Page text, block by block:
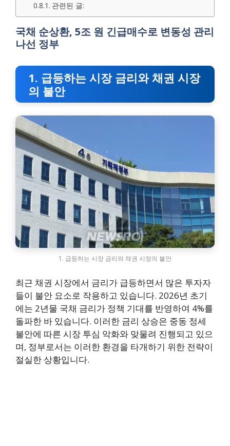
관련된 글:
국채 순상환, 5조 원 긴급매수로 변동성 관리
나선 정부
1. 급등하는 시장 금리와 채권 시장
의 불안
1. 급등하는 시장 금리와 채권 시장의 불안
최근 채권 시장에서 금리가 급등하면서 많은 투자자
들이 불안 요소로 작용하고 있습니다. 2026년 초기
에는 2년물 국채 금리가 정책 기대를 반영하여 4%를
돌파한 바 있습니다. 이러한 금리 상승은 중동 정세
불안에 따른 시장 투심 악화와 맞물려 진행되고 있으
며, 정부로서는 이러한 환경을 타개하기 위한 전략이
절실한 상황입니다.